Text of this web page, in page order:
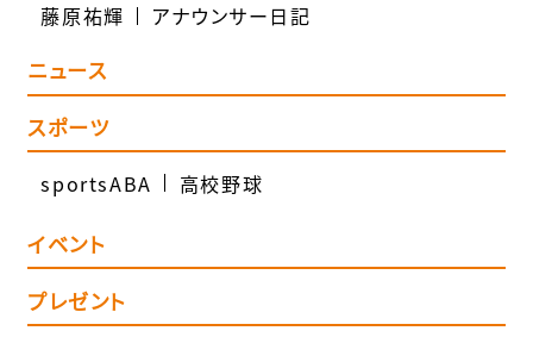
藤原祐輝
アナウンサー日記
ニュース
スポーツ
sportsABA 高校野球
イベント
プレゼント